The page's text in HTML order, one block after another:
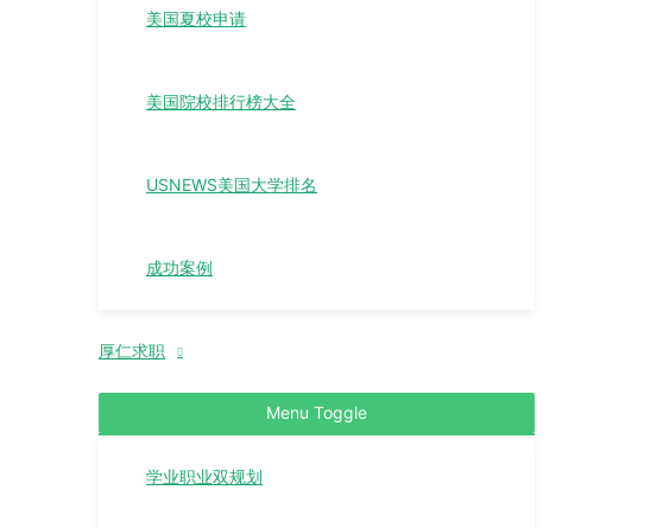
美国夏校申请
美国院校排行榜大全
USNEWS美国大学排名
成功案例
厚仁求职
Menu Toggle
学业职业双规划